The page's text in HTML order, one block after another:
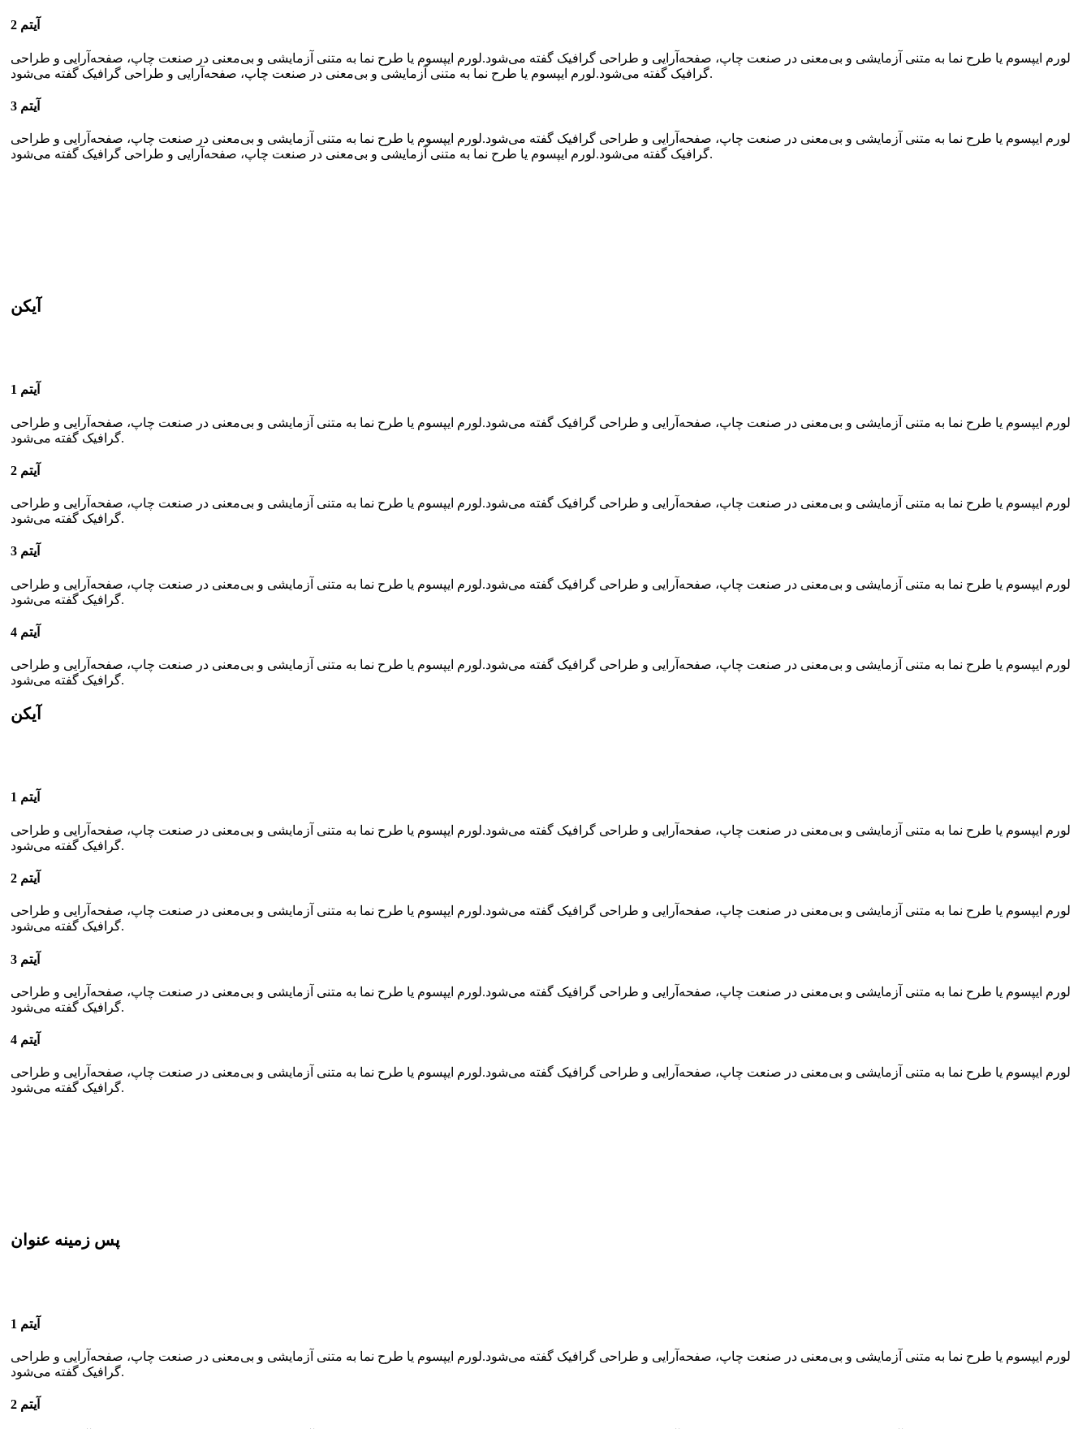
آیتم 2
لورم ایپسوم یا طرح‌ نما به متنی آزمایشی و بی‌معنی در صنعت چاپ، صفحه‌آرایی و طراحی گرافیک گفته می‌شود.لورم ایپسوم یا طرح‌ نما به متنی آزمایشی و بی‌معنی در صنعت چاپ، صفحه‌آرایی و طراحی
گرافیک گفته می‌شود.لورم ایپسوم یا طرح‌ نما به متنی آزمایشی و بی‌معنی در صنعت چاپ، صفحه‌آرایی و طراحی گرافیک گفته می‌شود.
آیتم 3
لورم ایپسوم یا طرح‌ نما به متنی آزمایشی و بی‌معنی در صنعت چاپ، صفحه‌آرایی و طراحی گرافیک گفته می‌شود.لورم ایپسوم یا طرح‌ نما به متنی آزمایشی و بی‌معنی در صنعت چاپ، صفحه‌آرایی و طراحی
گرافیک گفته می‌شود.لورم ایپسوم یا طرح‌ نما به متنی آزمایشی و بی‌معنی در صنعت چاپ، صفحه‌آرایی و طراحی گرافیک گفته می‌شود.
آیکن
آیتم 1
لورم ایپسوم یا طرح‌ نما به متنی آزمایشی و بی‌معنی در صنعت چاپ، صفحه‌آرایی و طراحی گرافیک گفته می‌شود.لورم ایپسوم یا طرح‌ نما به متنی آزمایشی و بی‌معنی در صنعت چاپ، صفحه‌آرایی و طراحی
گرافیک گفته می‌شود.
آیتم 2
لورم ایپسوم یا طرح‌ نما به متنی آزمایشی و بی‌معنی در صنعت چاپ، صفحه‌آرایی و طراحی گرافیک گفته می‌شود.لورم ایپسوم یا طرح‌ نما به متنی آزمایشی و بی‌معنی در صنعت چاپ، صفحه‌آرایی و طراحی
گرافیک گفته می‌شود.
آیتم 3
لورم ایپسوم یا طرح‌ نما به متنی آزمایشی و بی‌معنی در صنعت چاپ، صفحه‌آرایی و طراحی گرافیک گفته می‌شود.لورم ایپسوم یا طرح‌ نما به متنی آزمایشی و بی‌معنی در صنعت چاپ، صفحه‌آرایی و طراحی
گرافیک گفته می‌شود.
آیتم 4
لورم ایپسوم یا طرح‌ نما به متنی آزمایشی و بی‌معنی در صنعت چاپ، صفحه‌آرایی و طراحی گرافیک گفته می‌شود.لورم ایپسوم یا طرح‌ نما به متنی آزمایشی و بی‌معنی در صنعت چاپ، صفحه‌آرایی و طراحی
گرافیک گفته می‌شود.
آیکن
آیتم 1
لورم ایپسوم یا طرح‌ نما به متنی آزمایشی و بی‌معنی در صنعت چاپ، صفحه‌آرایی و طراحی گرافیک گفته می‌شود.لورم ایپسوم یا طرح‌ نما به متنی آزمایشی و بی‌معنی در صنعت چاپ، صفحه‌آرایی و طراحی
گرافیک گفته می‌شود.
آیتم 2
لورم ایپسوم یا طرح‌ نما به متنی آزمایشی و بی‌معنی در صنعت چاپ، صفحه‌آرایی و طراحی گرافیک گفته می‌شود.لورم ایپسوم یا طرح‌ نما به متنی آزمایشی و بی‌معنی در صنعت چاپ، صفحه‌آرایی و طراحی
گرافیک گفته می‌شود.
آیتم 3
لورم ایپسوم یا طرح‌ نما به متنی آزمایشی و بی‌معنی در صنعت چاپ، صفحه‌آرایی و طراحی گرافیک گفته می‌شود.لورم ایپسوم یا طرح‌ نما به متنی آزمایشی و بی‌معنی در صنعت چاپ، صفحه‌آرایی و طراحی
گرافیک گفته می‌شود.
آیتم 4
لورم ایپسوم یا طرح‌ نما به متنی آزمایشی و بی‌معنی در صنعت چاپ، صفحه‌آرایی و طراحی گرافیک گفته می‌شود.لورم ایپسوم یا طرح‌ نما به متنی آزمایشی و بی‌معنی در صنعت چاپ، صفحه‌آرایی و طراحی
گرافیک گفته می‌شود.
پس زمینه عنوان
آیتم 1
لورم ایپسوم یا طرح‌ نما به متنی آزمایشی و بی‌معنی در صنعت چاپ، صفحه‌آرایی و طراحی گرافیک گفته می‌شود.لورم ایپسوم یا طرح‌ نما به متنی آزمایشی و بی‌معنی در صنعت چاپ، صفحه‌آرایی و طراحی
گرافیک گفته می‌شود.
آیتم 2